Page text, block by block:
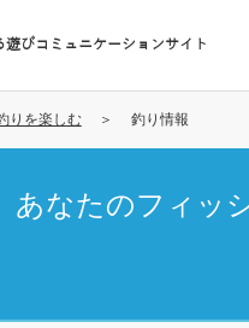
遊びコミュニケーションサイト
りを楽しむ 釣り情報
あなたのフィッ